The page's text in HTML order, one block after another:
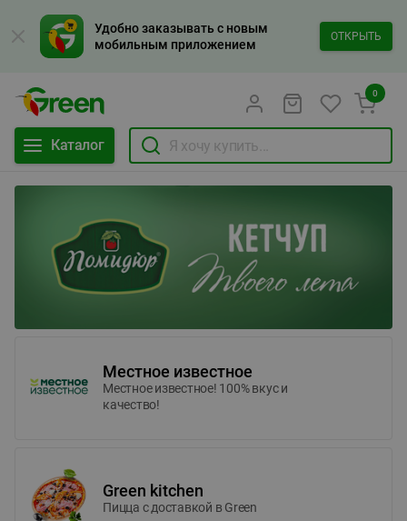
Удобно заказывать с новым
мобильным приложением
ОТКРЫТЬ
Каталог
0
Местное известное
Местное известное! 100% вкус и
качество!
Green kitchen
Пицца c доставкой в Green